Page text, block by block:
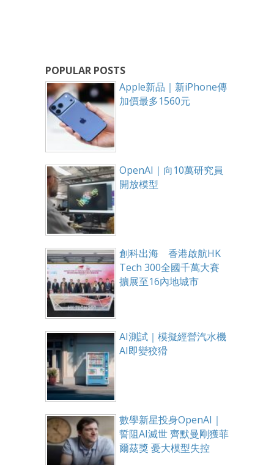
POPULAR POSTS
Apple新品｜新iPhone傳
加價最多1560元
OpenAI｜向10萬研究員
開放模型
創科出海 香港啟航HK
Tech 300全國千萬大賽
擴展至16內地城市
AI測試｜模擬經營汽水機
AI即變狡猾
數學新星投身OpenAI｜
誓阻AI滅世 齊默曼剛獲菲
爾茲獎 憂大模型失控